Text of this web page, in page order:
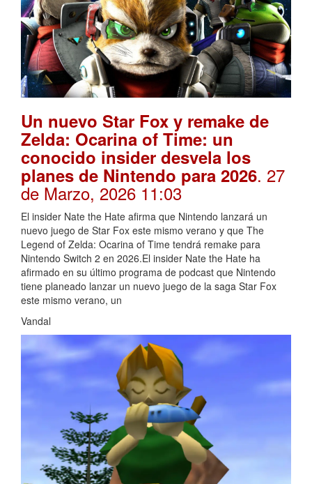
Un nuevo Star Fox y remake de
Zelda: Ocarina of Time: un
conocido insider desvela los
planes de Nintendo para 2026. 27
de Marzo, 2026 11:03
El insider Nate the Hate afirma que Nintendo lanzará un
nuevo juego de Star Fox este mismo verano y que The
Legend of Zelda: Ocarina of Time tendrá remake para
Nintendo Switch 2 en 2026.El insider Nate the Hate ha
afirmado en su último programa de podcast que Nintendo
tiene planeado lanzar un nuevo juego de la saga Star Fox
este mismo verano, un
Vandal